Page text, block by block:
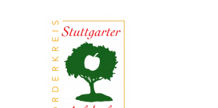
Zum Hauptinhalt springen